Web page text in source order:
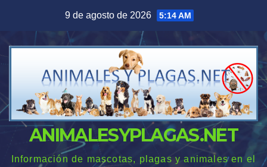
contenido
9 de agosto de 2026 5:14 AM
ANIMALESYPLAGAS.NET
Información de mascotas, plagas y animales en el